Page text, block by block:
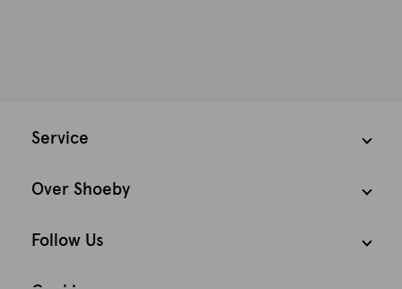
Service
Over Shoeby
Follow Us